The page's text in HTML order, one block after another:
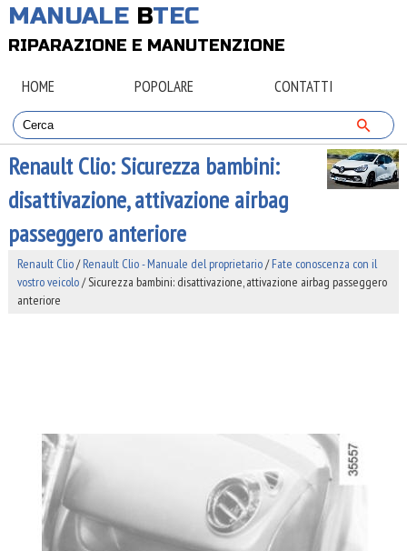
MANUALE BTEC
RIPARAZIONE E MANUTENZIONE
HOME POPOLARE CONTATTI
Renault Clio: Sicurezza bambini:
disattivazione, attivazione airbag
passeggero anteriore
Renault Clio/Renault Clio - Manuale del proprietario/Fate conoscenza con il
vostro veicolo/ Sicurezza bambini: disattivazione, attivazione airbag passeggero
anteriore